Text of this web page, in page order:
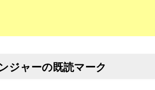
ジャーの既読マーク